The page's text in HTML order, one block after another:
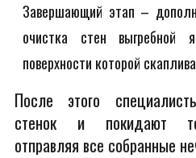
Завершающий этап –
очистка стен
поверхности которой
После этого
стенок и покидают
отправляя все собранные